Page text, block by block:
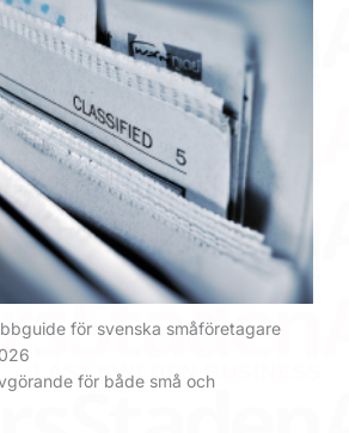
för svenska småföretagare
för både små och